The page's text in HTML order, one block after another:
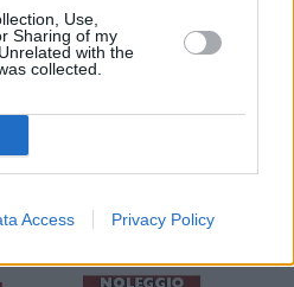
Use,
Sharing of my
with the
collected.
Access Privacy Policy
a luglio”.